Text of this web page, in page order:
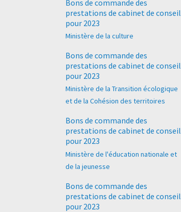
Bons de commande des
prestations de cabinet de conseil
pour 2023
Ministère de la culture
Bons de commande des
prestations de cabinet de conseil
pour 2023
Ministère de la Transition écologique
et de la Cohésion des territoires
Bons de commande des
prestations de cabinet de conseil
pour 2023
Ministère de l'éducation nationale et
de la jeunesse
Bons de commande des
prestations de cabinet de conseil
pour 2023